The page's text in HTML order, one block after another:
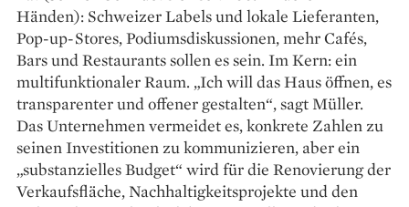
Händen): Schweizer Labels und lokale Liefe­ranten,
Pop-up-Stores, Podiums­diskussionen, mehr Cafés,
Bars und Restaurants sollen es sein. Im Kern: ein
multifunktionaler Raum. „Ich will das Haus öffnen, es
transparenter und offener gestalten“, sagt Müller.
Das Unternehmen vermeidet es, konkrete Zahlen zu
seinen Investitionen zu kommunizieren, aber ein
„substan­zielles Budget“ wird für die Renovierung der
Verkaufsfläche, Nachhaltigkeitsprojekte und den